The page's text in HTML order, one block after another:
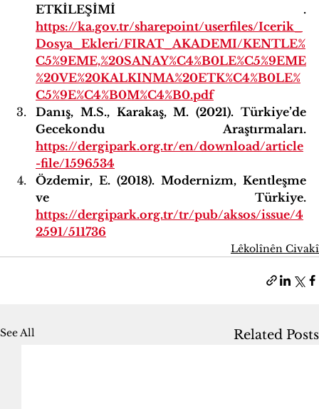
https://ka.gov.tr/sharepoint/userfiles/Icerik_
Dosya_Ekleri/FIRAT_AKADEMI/KENTLE%
C5%9EME,%20SANAY%C4%B0LE%C5%9EME
%20VE%20KALKINMA%20ETK%C4%B0LE%
C5%9E%C4%B0M%C4%B0.pdf
Danış, M.S., Karakaş, M. (2021). Türkiye’de
https://dergipark.org.tr/en/download/article
-file/1596534
Özdemir, E. (2018). Modernizm, Kentleşme
https://dergipark.org.tr/tr/pub/aksos/issue/4
2591/511736
Lêkolînên Civakî
Related Posts
See All